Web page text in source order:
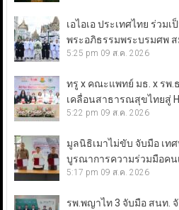
เอไอเอ ประเทศไทย ร่วม
พระอภิธรรมพระบรมศพ
5:25 pm 09 ส.ค. 2026
ทรู x คณะแพทย์ มธ. x รพ.
เคลื่อนสาธารณสุขไทยสู่
5:22 pm 09 ส.ค. 2026
มูลนิธิเมาไม่ขับ จับมือ เท
บูรณาการความร่วมมือคน
5:17 pm 09 ส.ค. 2026
รพ.พญาไท 3 จับมือ สนท.